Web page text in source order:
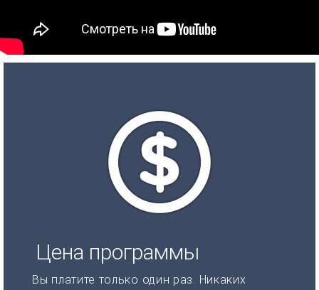
Цена программы
Вы платите только один раз. Никаких